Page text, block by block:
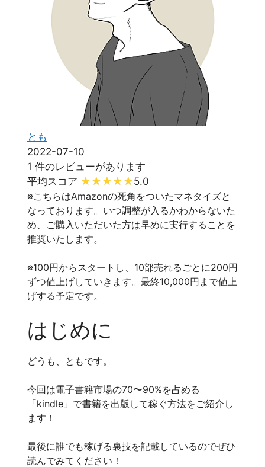
とも
2022-07-10
1 件のレビューがあります
平均スコア
5.0
※こちらはAmazonの死角をついたマネタイズと
なっております。いつ調整が入るかわからないた
め、ご購入いただいた方は早めに実行することを
推奨いたします。
※100円からスタートし、10部売れるごとに200円
ずつ値上げしていきます。最終10,000円まで値上
げする予定です。
はじめに
どうも、ともです。
今回は電子書籍市場の70〜90%を占める
「kindle」で書籍を出版して稼ぐ方法をご紹介し
ます！
最後に誰でも稼げる裏技を記載しているのでぜひ
読んでみてください！